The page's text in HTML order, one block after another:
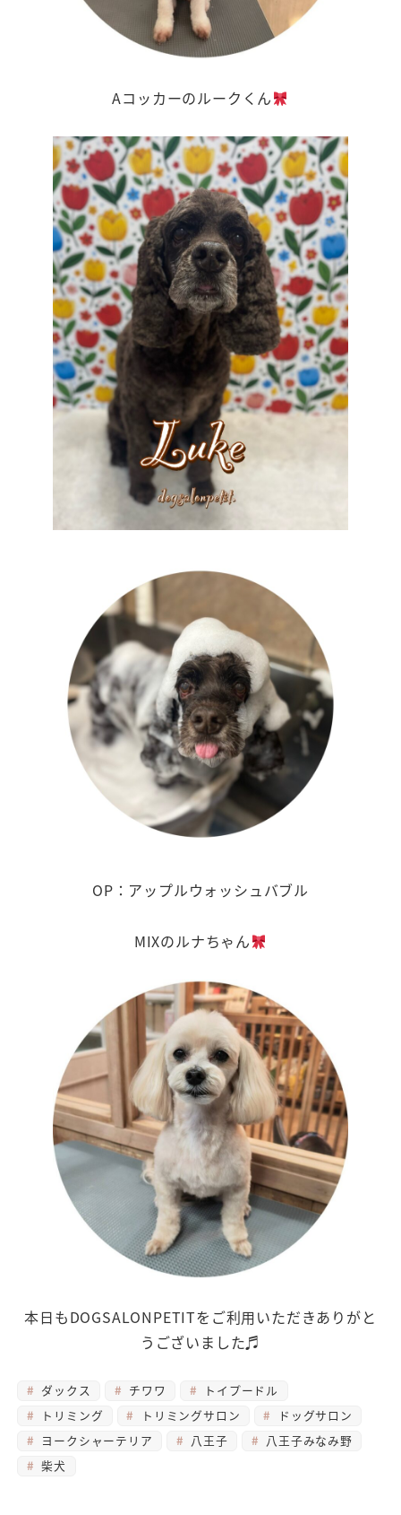
Aコッカーのルークくん
OP：アップルウォッシュバブル
MIXのルナちゃん
本日もDOGSALONPETITをご利用いただきありがと
うございました♬
ダックス チワワ
トイプードル
トリミング
トリミングサロン
ドッグサロン
ヨークシャーテリア
八王子
八王子みなみ野
柴犬